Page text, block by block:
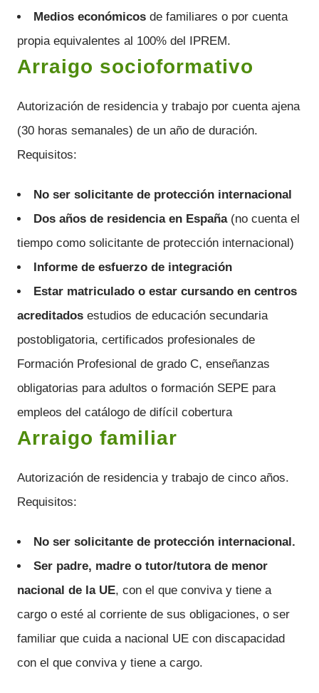
Medios económicos de familiares o por cuenta
propia equivalentes al 100% del IPREM.
Arraigo socioformativo
Autorización de residencia y trabajo por cuenta ajena
(30 horas semanales) de un año de duración.
Requisitos:
No ser solicitante de protección internacional
Dos años de residencia en España(no cuenta el
tiempo como solicitante de protección internacional)
Informe de esfuerzo de integración
Estar matriculado o estar cursando en centros
acreditados estudios de educación secundaria
postobligatoria, certificados profesionales de
Formación Profesional de grado C, enseñanzas
obligatorias para adultos o formación SEPE para
empleos del catálogo de difícil cobertura
Arraigo familiar
Autorización de residencia y trabajo de cinco años.
Requisitos:
No ser solicitante de protección internacional.
Ser padre, madre o tutor/tutora de menor
nacional de la UE, con el que conviva y tiene a
cargo o esté al corriente de sus obligaciones, o ser
familiar que cuida a nacional UE con discapacidad
con el que conviva y tiene a cargo.